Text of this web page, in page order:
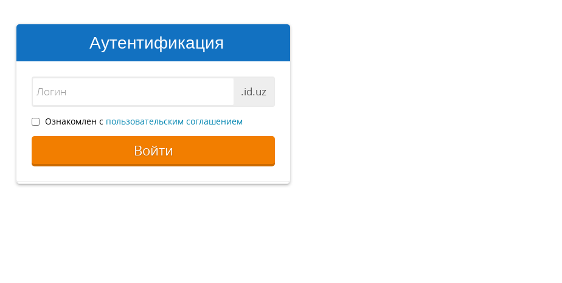
Аутентификация
.id.uz
Ознакомлен с пользовательским соглашением
Войти